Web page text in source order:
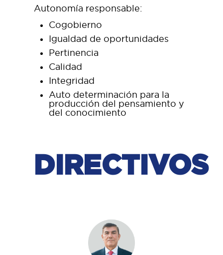
Autonomía responsable:
Cogobierno
Igualdad de oportunidades
Pertinencia
Calidad
Integridad
Auto determinación para la
producción del pensamiento y
del conocimiento
DIRECTIVOS